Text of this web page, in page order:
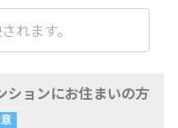
ョンにお住まいの方